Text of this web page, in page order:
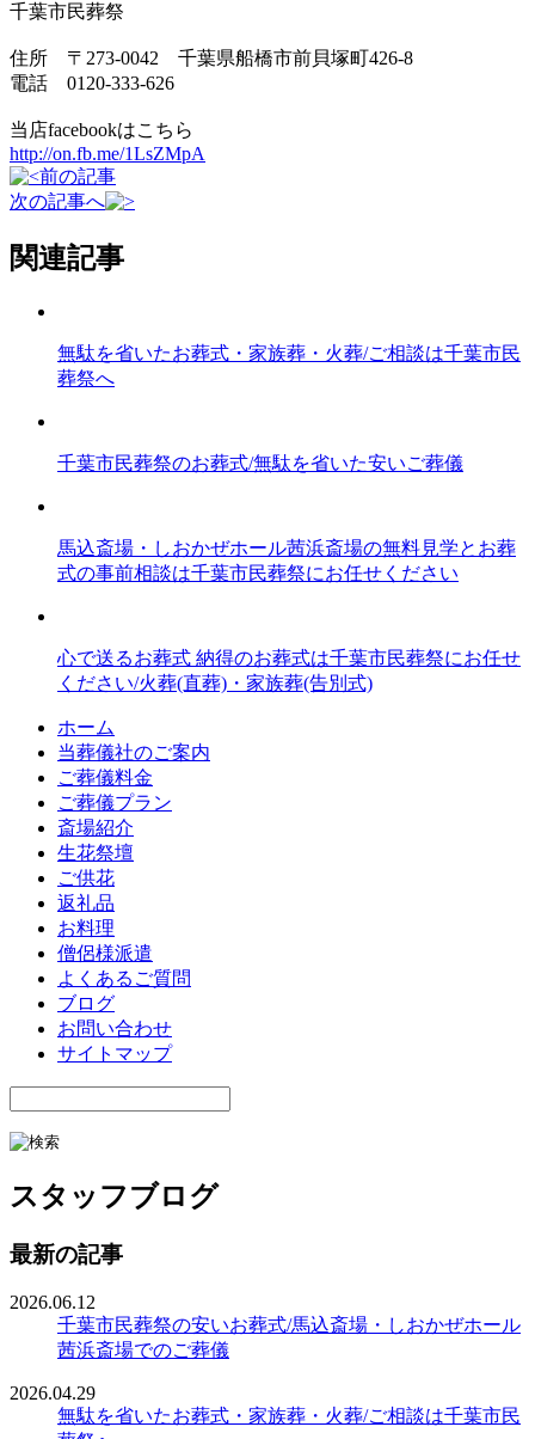
千葉市民葬祭
住所 〒273-0042 千葉県船橋市前貝塚町426-8
電話 0120-333-626
当店facebookはこちら
http://on.fb.me/1LsZMpA
前の記事
次の記事へ
関連記事
無駄を省いたお葬式・家族葬・火葬/ご相談は千葉市民
葬祭へ
千葉市民葬祭のお葬式/無駄を省いた安いご葬儀
馬込斎場・しおかぜホール茜浜斎場の無料見学とお葬
式の事前相談は千葉市民葬祭にお任せください
心で送るお葬式 納得のお葬式は千葉市民葬祭にお任せ
ください/火葬(直葬)・家族葬(告別式)
ホーム
当葬儀社のご案内
ご葬儀料金
ご葬儀プラン
斎場紹介
生花祭壇
ご供花
返礼品
お料理
僧侶様派遣
よくあるご質問
ブログ
お問い合わせ
サイトマップ
スタッフブログ
最新の記事
2026.06.12
千葉市民葬祭の安いお葬式/馬込斎場・しおかぜホール
茜浜斎場でのご葬儀
2026.04.29
無駄を省いたお葬式・家族葬・火葬/ご相談は千葉市民